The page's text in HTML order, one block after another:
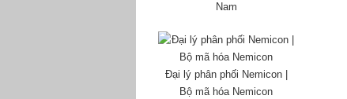
Nam
Đại lý phân phối Nemicon |
Bộ mã hóa Nemicon